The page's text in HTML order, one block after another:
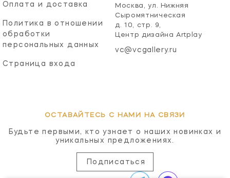
Оплата и доставка
Политика в отношении
обработки
персональных данных
Страница входа
Москва, ул. Нижняя
Сыромятническая
д. 10, стр. 9,
Центр дизайна Artplay
vc@vcgallery.ru
ОСТАВАЙТЕСЬ С НАМИ НА СВЯЗИ
Будьте первыми, кто узнает о наших новинках и
уникальных предложениях.
Подписаться